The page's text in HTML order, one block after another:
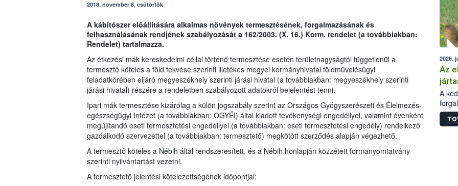
2018. november 8, csütörtök
A kábítószer előállítására alkalmas növények termesztésének, forgalmazásának és
felhasználásának rendjének szabályozását a 162/2003. (X. 16.) Korm. rendelet (a továbbiakban:
Rendelet) tartalmazza.
Az étkezési mák kereskedelmi céllal történő termesztése esetén területnagyságtól függetlenül a
termesztő köteles a föld fekvése szerinti illetékes megyei kormányhivatal földművelésügyi
feladatkörében eljáró megyeszékhely szerinti járási hivatal (a továbbiakban: megyeszékhely szerinti
járási hivatal) részére a rendeletben szabályozott adatokról bejelentést tenni.
Ipari mák termesztése kizárólag a külön jogszabály szerint az Országos Gyógyszerészeti és Élelmezés-
egészségügyi Intézet (a továbbiakban: OGYÉI) által kiadott tevékenységi engedéllyel, valamint évenként
megújítandó eseti termesztetési engedéllyel (a továbbiakban: eseti termesztetési engedély) rendelkező
gazdálkodó szervezettel (a továbbiakban: termesztető) megkötött szerződés alapján végezhető.
A termesztő köteles a Nébih által rendszeresített, és a Nébih honlapján közzétett formanyomtatvány
szerinti nyilvántartást vezetni.
A termesztető jelentési kötelezettségének időpontjai:
2026.
Az
A